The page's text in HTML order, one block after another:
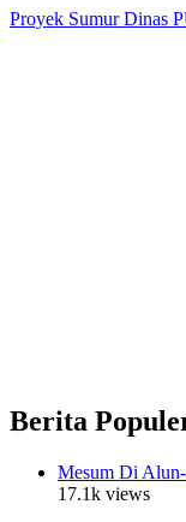
Proyek Sumur Dinas
Berita
Mesum Di Alun-
17.1k views